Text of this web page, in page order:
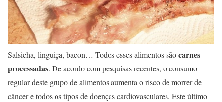
Salsicha, linguiça, bacon… Todos esses alimentos sãocarnes
processadas. De acordo com pesquisas recentes, o consumo
regular deste grupo de alimentos aumenta o risco de morrer de
câncer e todos os tipos de doenças cardiovasculares. Este último